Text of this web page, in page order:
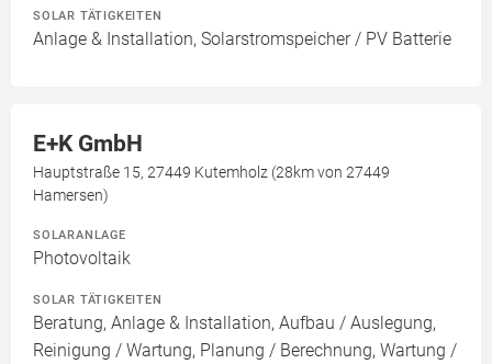
SOLAR TÄTIGKEITEN
Anlage & Installation, Solarstromspeicher / PV Batterie
E+K GmbH
Hauptstraße 15, 27449 Kutemholz (28km von 27449
Hamersen)
SOLARANLAGE
Photovoltaik
SOLAR TÄTIGKEITEN
Beratung, Anlage & Installation, Aufbau / Auslegung,
Reinigung / Wartung, Planung / Berechnung, Wartung /